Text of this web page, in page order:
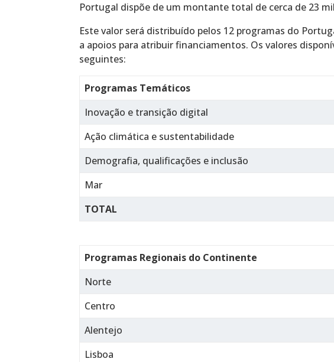
Portugal dispõe de um montante total de cerca de 23
Este valor será distribuído pelos 12 programas do
a apoios para atribuir financiamentos. Os valores
seguintes:
Programas Temáticos
Inovação e transição digital
Ação climática e sustentabilidade
Demografia, qualificações e inclusão
Mar
TOTAL
Programas Regionais do Continente
Norte
Centro
Alentejo
Lisboa